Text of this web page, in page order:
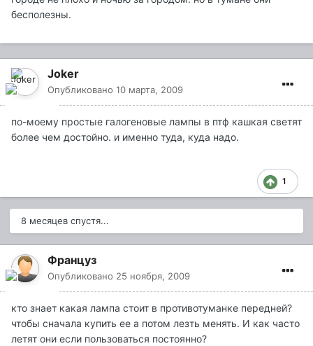
бесполезны.
Joker
Опубликовано 10 марта, 2009
по-моему простые галогеновые лампы в птф кашкая светят
более чем достойно. и именно туда, куда надо.
1
8 месяцев спустя...
Француз
Опубликовано 25 ноября, 2009
кто знает какая лампа стоит в противотуманке передней?
чтобы сначала купить ее а потом лезть менять. И как часто
летят они если пользоваться постоянно?